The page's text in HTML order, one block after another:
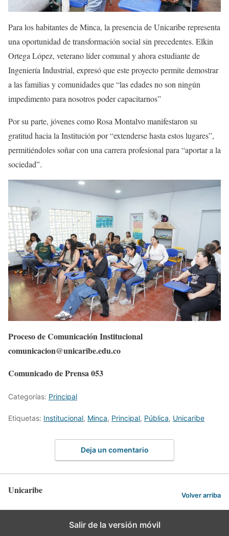
Para los habitantes de Minca, la presencia de Unicaribe representa
una oportunidad de transformación social sin precedentes. Elkin
Ortega López, veterano líder comunal y ahora estudiante de
Ingeniería Industrial, expresó que este proyecto permite demostrar
a las familias y comunidades que “las edades no son ningún
impedimento para nosotros poder capacitarnos”
Por su parte, jóvenes como Rosa Montalvo manifestaron su
gratitud hacia la Institución por “extenderse hasta estos lugares”,
permitiéndoles soñar con una carrera profesional para “aportar a la
sociedad”.
Proceso de Comunicación Institucional
comunicacion@unicaribe.edu.co
Comunicado de Prensa 053
Categorías: Principal
Etiquetas: Institucional, Minca, Principal, Pública, Unicaribe
Deja un comentario
Unicaribe Volver arriba
Salir de la versión móvil